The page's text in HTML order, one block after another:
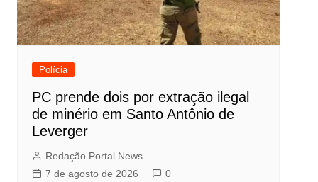
Polícia
PC prende dois por extração ilegal
de minério em Santo Antônio de
Leverger
Redação Portal News
7 de agosto de 2026
0